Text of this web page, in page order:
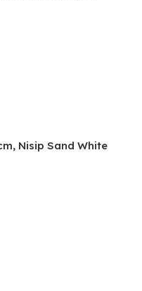
Nisip Sand White